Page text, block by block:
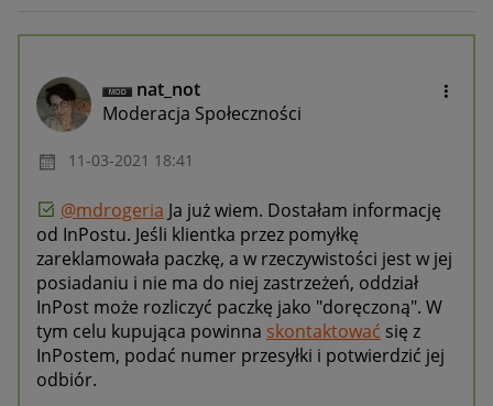
nat_not
Moderacja Społeczności
‎11-03-2021 18:41
@mdrogeria Ja już wiem. Dostałam informację
od InPostu. Jeśli klientka przez pomyłkę
zareklamowała paczkę, a w rzeczywistości jest w jej
posiadaniu i nie ma do niej zastrzeżeń, oddział
InPost może rozliczyć paczkę jako "doręczoną". W
tym celu kupująca powinna skontaktować się z
InPostem, podać numer przesyłki i potwierdzić jej
odbiór.